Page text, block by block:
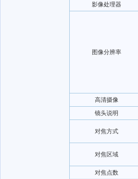
影像处理器
图像分辨率
高清摄像
镜头说明
对焦方式
对焦区域
对焦点数